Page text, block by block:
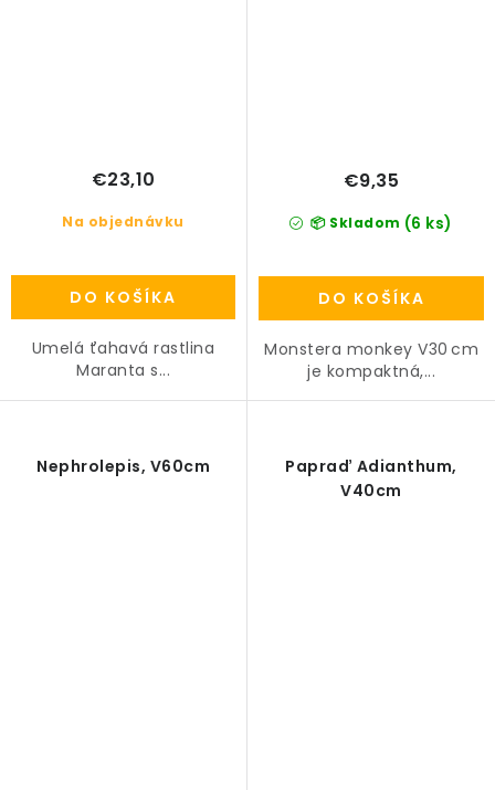
Na objednávku
€23,10
DO KOŠÍKA
Umelá ťahavá rastlina
Maranta s...
📦 Skladom (6 ks)
€9,35
DO KOŠÍKA
Monstera monkey V30 cm
je kompaktná,...
Nephrolepis, V60cm
Papraď Adianthum,
V40cm